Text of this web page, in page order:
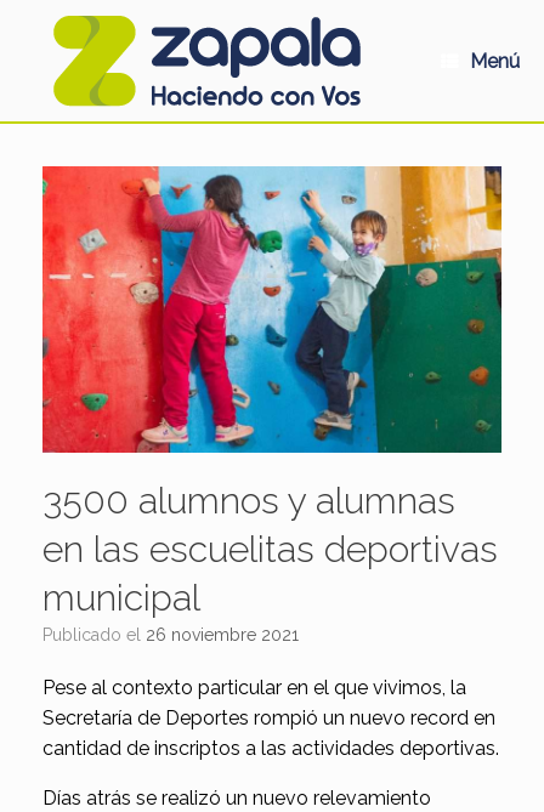
Menú
3500 alumnos y alumnas
en las escuelitas deportivas
municipal
Publicado el 26 noviembre 2021
Pese al contexto particular en el que vivimos, la
Secretaría de Deportes rompió un nuevo record en
cantidad de inscriptos a las actividades deportivas.
Días atrás se realizó un nuevo relevamiento